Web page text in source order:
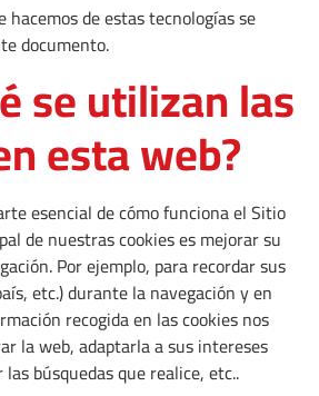
hacemos de estas tecnologías se
documento.
se utilizan las
esta web?
esencial de cómo funciona el Sitio
de nuestras cookies es mejorar su
Por ejemplo, para recordar sus
etc.) durante la navegación y en
recogida en las cookies nos
la web, adaptarla a sus intereses
búsquedas que realice, etc..